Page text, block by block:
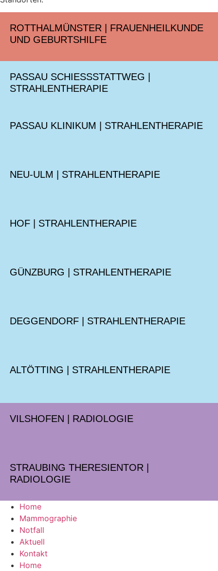
ROTTHALMÜNSTER | FRAUENHEILKUNDE
UND GEBURTSHILFE
PASSAU SCHIESSSTATTWEG | S
TRAHLENTHERAPIE
PASSAU KLINIKUM | STRAHLENTHERAPIE
NEU-ULM | STRAHLENTHERAPIE
HOF | STRAHLENTHERAPIE
GÜNZBURG | STRAHLENTHERAPIE
DEGGENDORF | STRAHLENTHERAPIE
ALTÖTTING | STRAHLENTHERAPIE
VILSHOFEN | RADIOLOGIE
STRAUBING THERESIENTOR |
RADIOLOGIE
Home
Mammographie
Notfall
Aktuell
Kontakt
Home